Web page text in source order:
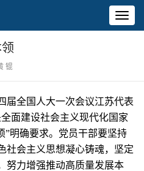
锟
全国人大一次会议江苏代表
面建设社会主义现代化国家
”明确要求。党员干部要坚持
社会主义思想凝心铸魂，坚定
努力增强推动高质量发展本